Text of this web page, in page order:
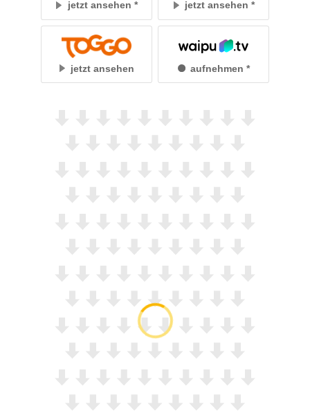
jetzt ansehen jetzt ansehen
jetzt ansehen aufnehmen